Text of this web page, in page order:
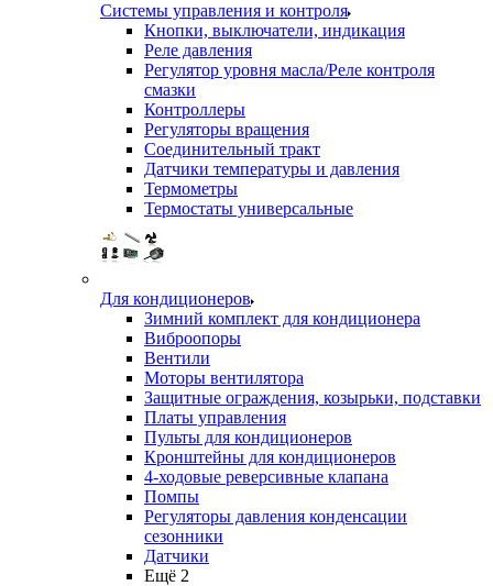
Системы управления и контроля
Кнопки, выключатели, индикация
Реле давления
Регулятор уровня масла/Реле контроля
смазки
Контроллеры
Регуляторы вращения
Соединительный тракт
Датчики температуры и давления
Термометры
Термостаты универсальные
Для кондиционеров
Зимний комплект для кондиционера
Виброопоры
Вентили
Моторы вентилятора
Защитные ограждения, козырьки, подставки
Платы управления
Пульты для кондиционеров
Кронштейны для кондиционеров
4-ходовые реверсивные клапана
Помпы
Регуляторы давления конденсации
сезонники
Датчики
Ещё 2